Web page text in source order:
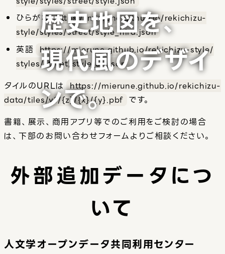
歴史地図を、
現代風のデザイ
ンで。
ひらがな https://mierune.github.io/rekichizu-
style/styles/street/style_hira.json
英語 https://mierune.github.io/rekichizu-style/
styles/street/ style_en.json
タイルのURLは https://mierune.github.io/rekichizu-
data/tiles/v1/{z}/{x}/{y}.pbf です。
書籍、展示、商用アプリ等でのご利用をご検討の場合
は、下部のお問い合わせフォームよりご相談ください。
外部追加データにつ
いて
人文学オープンデータ共同利用センター